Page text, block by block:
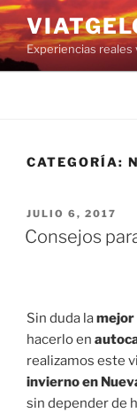
Saltar
al
contenido
Experiencias
CATEGORÍA:
PUBLICADO
EL
JULIO 6, 2017
Consejos
Sin duda lamejor
hacerlo en
realizamos este
invierno en
sin depender de